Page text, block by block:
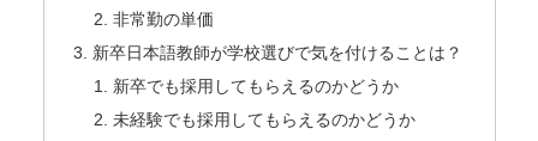
非常勤の単価
新卒日本語教師が学校選びで気を付けることは？
新卒でも採用してもらえるのかどうか
未経験でも採用してもらえるのかどうか